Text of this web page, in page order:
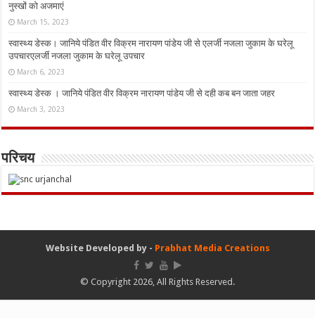
नुस्‍खों को अजमाएं
March 15, 2023
स्वास्थ्य डेस्क। जानिये पंडित वीर विक्रम नारायण पांडेय जी से एलर्जी नजला जुकाम के घरेलू
उपचारएलर्जी नजला जुकाम के घरेलू उपचार
March 6, 2023
स्वास्थ्य डेस्क । जानिये पंडित वीर विक्रम नारायण पांडेय जी से दही कब बन जाता जहर
March 3, 2023
परिचय
Website Developed by - Prabhat Media Creations
© Copyright 2026, All Rights Reserved.